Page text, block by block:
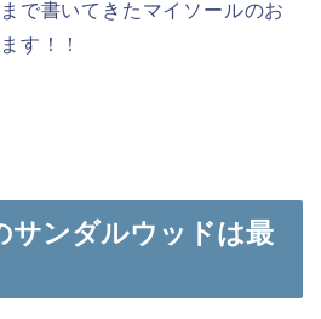
で書いてきたマイソールのお
す！！
サンダルウッドは最